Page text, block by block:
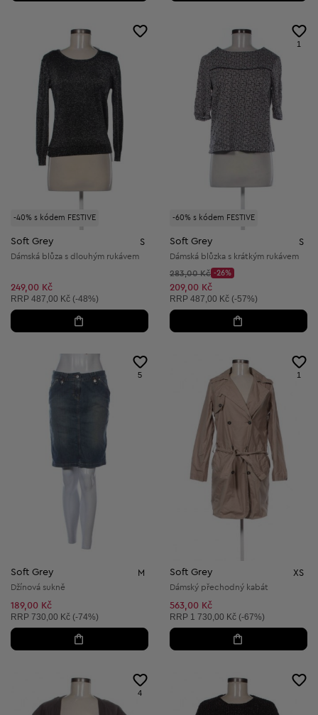
-40% s kódem FESTIVE
Soft Grey S
Dámská blůza s dlouhým rukávem
249,00 Kč
Doporučená cena:
RRP 487,00 Kč (-48%)
-60% s kódem FESTIVE
1
Soft Grey S
Dámská blůzka s krátkým rukávem
Původní cena:
283,00 Kč
Discount Price:
-26%
Snížená cena:
209,00 Kč
Doporučená cena:
RRP 487,00 Kč (-57%)
5
Soft Grey M
Džínová sukně
189,00 Kč
Doporučená cena:
RRP 730,00 Kč (-74%)
1
Soft Grey XS
Dámský přechodný kabát
563,00 Kč
Doporučená cena:
RRP 1 730,00 Kč (-67%)
4